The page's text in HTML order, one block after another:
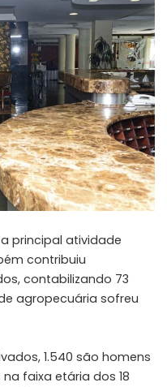
principal atividade
contribuiu
contabilizando 73
agropecuária sofreu
1.540 são homens
na faixa etária dos 18